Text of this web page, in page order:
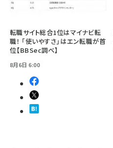
転職サイト総合1位はマイナビ転
職！ 「使いやすさ」はエン転職が首
位【BBSec調べ】
8月6日 6:00